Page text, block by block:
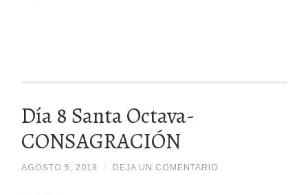
Día 8 Santa Octava-
CONSAGRACIÓN
AGOSTO 5, 2018 / DEJA UN COMENTARIO